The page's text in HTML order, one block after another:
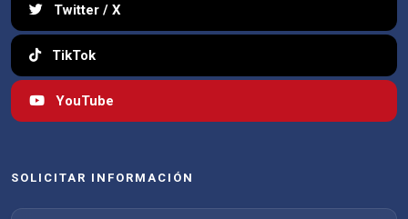
Twitter / X
TikTok
YouTube
SOLICITAR INFORMACIÓN